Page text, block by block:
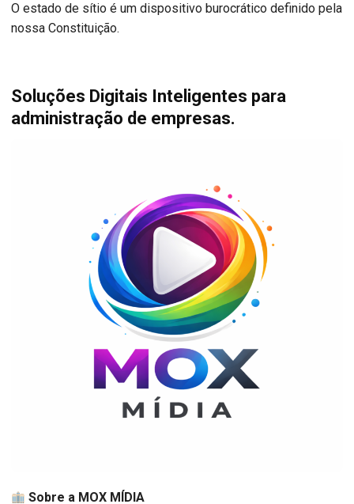
O estado de sítio é um dispositivo burocrático definido pela
nossa Constituição.
Soluções Digitais Inteligentes para
administração de empresas.
Sobre a MOX MÍDIA